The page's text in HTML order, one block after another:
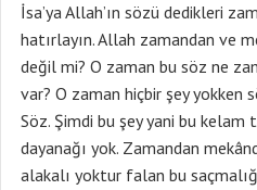
İsa’ya Allah’ın sözü dedikleri
hatırlayın. Allah zamandan ve
değil mi? O zaman bu söz ne
var? O zaman hiçbir şey yokken
Söz. Şimdi bu şey yani bu kelam
dayanağı yok. Zamandan
alakalı yoktur falan bu